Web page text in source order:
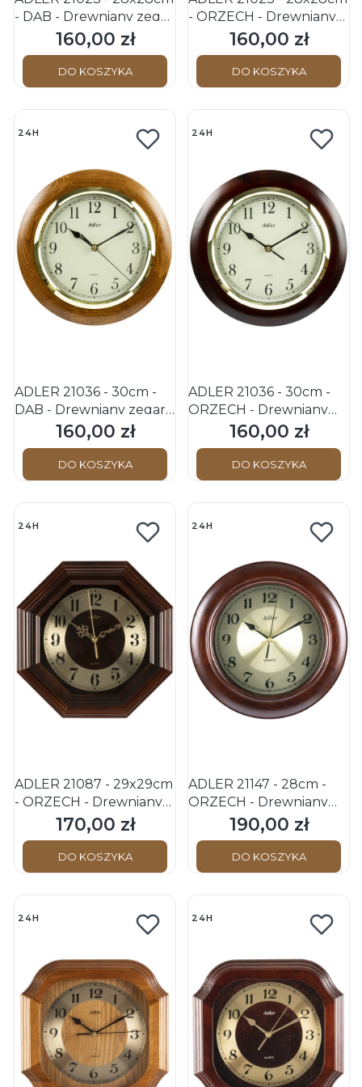
- DĄB - Drewniany zegar
ściennyCena
160,00 zł
DO KOSZYKA
- ORZECH - Drewniany
zegar ścienny
Cena
160,00 zł
DO KOSZYKA
24H
ADLER 21036 - 30cm -
DĄB - Drewniany zegar
ściennyCena
160,00 zł
DO KOSZYKA
24H
ADLER 21036 - 30cm -
ORZECH - Drewniany
zegar ścienny
Cena
160,00 zł
DO KOSZYKA
24H
ADLER 21087 - 29x29cm
- ORZECH - Drewniany
zegar ścienny
Cena
170,00 zł
DO KOSZYKA
24H
ADLER 21147 - 28cm -
ORZECH - Drewniany
zegar ścienny
Cena
190,00 zł
DO KOSZYKA
24H 24H